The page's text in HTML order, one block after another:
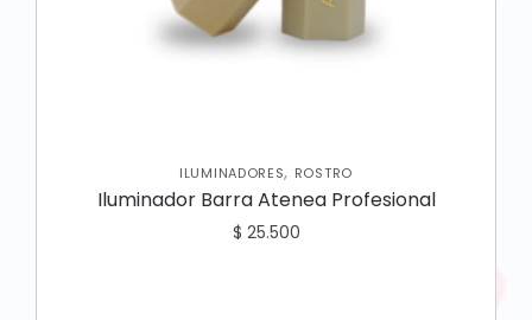
ILUMINADORES, ROSTRO
Iluminador Barra Atenea Profesional
$ 25.500